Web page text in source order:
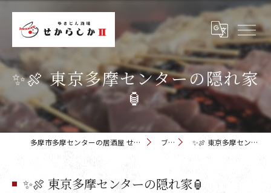
✨🍖 東京多摩センターの隠れ家
🏮
多摩市多摩センターの居酒屋 せからしか 多摩センター店 ブログ ✨🍖 東京多摩センターの隠れ家🏮
✨🍖 東京多摩センターの隠れ家🏮